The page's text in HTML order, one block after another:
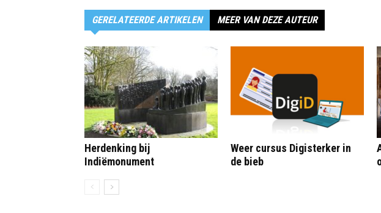
GERELATEERDE ARTIKELEN MEER VAN DEZE AUTEUR
Herdenking bij
Indiëmonument
Weer cursus Digisterker in
de bieb